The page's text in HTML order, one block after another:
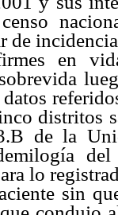
de
en
distritos
de la
lo
sin